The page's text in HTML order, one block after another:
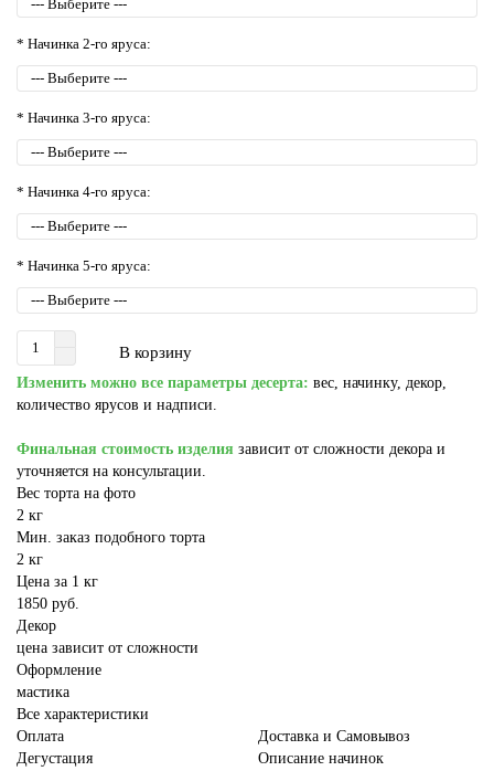
* Начинка 2-го яруса:
* Начинка 3-го яруса:
* Начинка 4-го яруса:
* Начинка 5-го яруса:
В корзину
Изменить можно все параметры десерта: вес, начинку, декор,
количество ярусов и надписи.
Финальная стоимость изделия зависит от сложности декора и
уточняется на консультации.
Вес торта на фото
2 кг
Мин. заказ подобного торта
2 кг
Цена за 1 кг
1850 руб.
Декор
цена зависит от сложности
Оформление
мастика
Все характеристики
Оплата
Доставка и Самовывоз
Дегустация
Описание начинок